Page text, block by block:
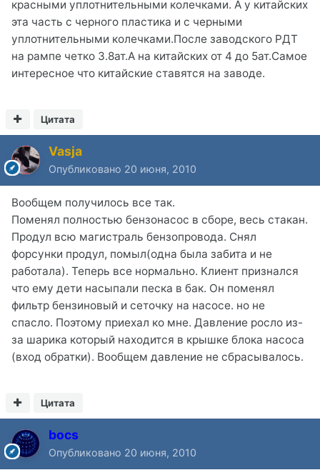
красными уплотнительными колечками. А у китайских
эта часть с черного пластика и с черными
уплотнительными колечками.После заводского РДТ
на рампе четко 3.8ат.А на китайских от 4 до 5ат.Самое
интересное что китайские ставятся на заводе.
Цитата
Vasja
Опубликовано 20 июня, 2010
Вообщем получилось все так.
Поменял полностью бензонасос в сборе, весь стакан.
Продул всю магистраль бензопровода. Снял
форсунки продул, помыл(одна была забита и не
работала). Теперь все нормально. Клиент признался
что ему дети насыпали песка в бак. Он поменял
фильтр бензиновый и сеточку на насосе. но не
спасло. Поэтому приехал ко мне. Давление росло из-
за шарика который находится в крышке блока насоса
(вход обратки). Вообщем давление не сбрасывалось.
Цитата
bocs
Опубликовано 20 июня, 2010